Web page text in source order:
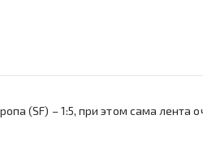
(SF) – 1:5, при этом сама